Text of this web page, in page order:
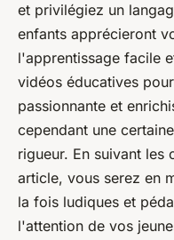
et privilégiez un
enfants apprécieront
l'apprentissage facile
vidéos éducatives
passionnante et
cependant une
rigueur. En suivant les
article, vous serez en
la fois ludiques et
l'attention de vos